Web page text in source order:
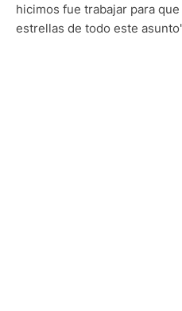
hicimos fue trabajar para
estrellas de todo este